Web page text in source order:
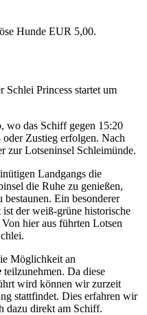
Hunde EUR 5,00.
Princess startet um
wo das Schiff gegen 15:20
Zustieg erfolgen. Nach
zur Lotseninsel Schleimünde.
Landgangs die
die Ruhe zu genießen,
Ein besonderer
der weiß-grüne historische
hier aus führten Lotsen
Möglichkeit an
teilzunehmen. Da diese
wird können wir zurzeit
stattfindet. Dies erfahren wir
dazu direkt am Schiff.